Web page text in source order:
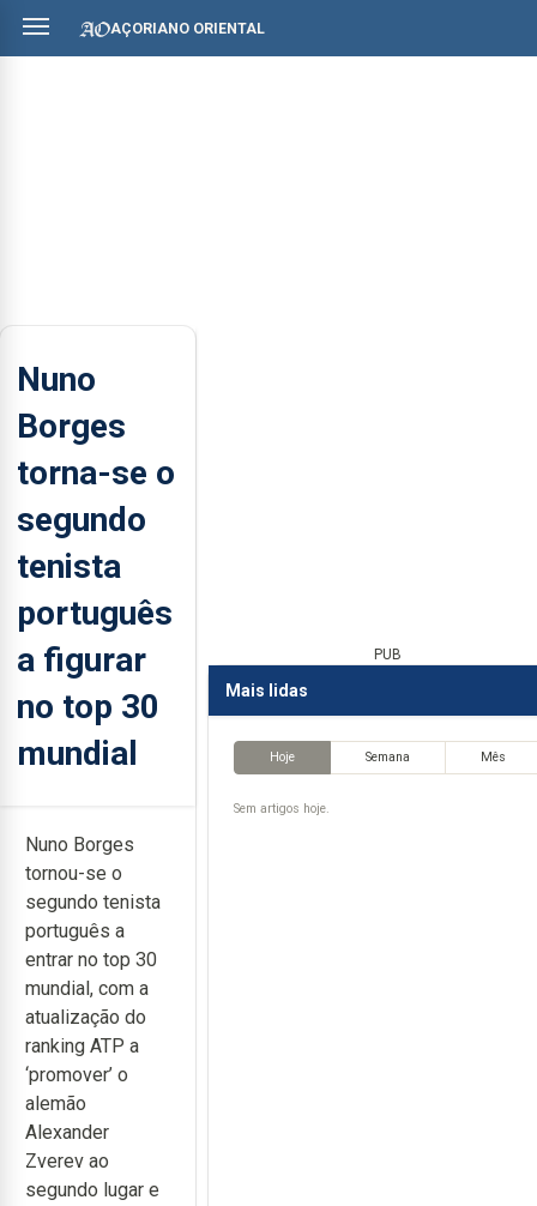
AÇORIANO ORIENTAL
Nuno
Borges
torna-se o
segundo
tenista
português
a figurar
no top 30
mundial
Nuno Borges
tornou-se o
segundo tenista
português a
entrar no top 30
mundial, com a
atualização do
ranking ATP a
‘promover’ o
alemão
Alexander
Zverev ao
segundo lugar e
PUB
Mais lidas
Hoje Semana Mês
Sem artigos hoje.